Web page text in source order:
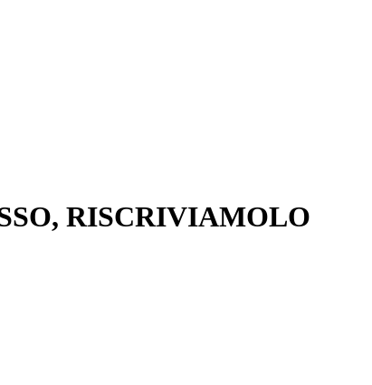
RISCRIVIAMOLO